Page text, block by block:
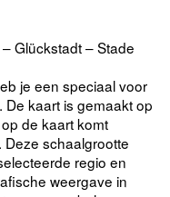
Glückstadt – Stade
je een speciaal voor
kaart is gemaakt op
de kaart komt
schaalgrootte
regio en
weergave in